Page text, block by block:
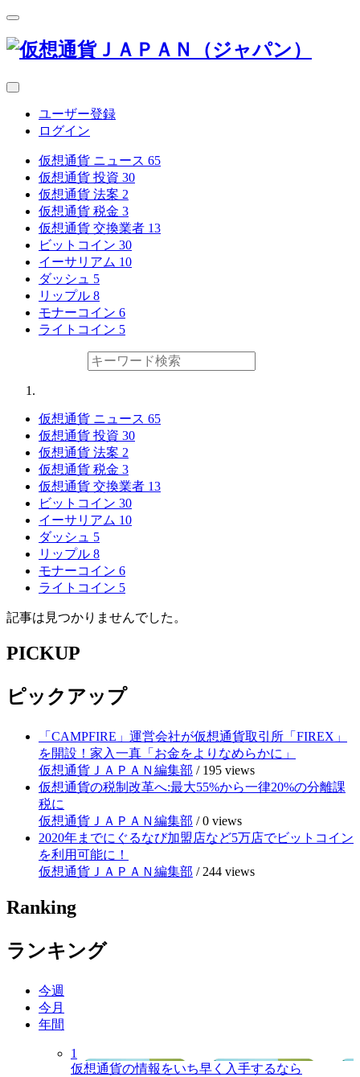
ユーザー登録
ログイン
仮想通貨 ニュース 65
仮想通貨 投資 30
仮想通貨 法案 2
仮想通貨 税金 3
仮想通貨 交換業者 13
ビットコイン 30
イーサリアム 10
ダッシュ 5
リップル 8
モナーコイン 6
ライトコイン 5
仮想通貨 ニュース 65
仮想通貨 投資 30
仮想通貨 法案 2
仮想通貨 税金 3
仮想通貨 交換業者 13
ビットコイン 30
イーサリアム 10
ダッシュ 5
リップル 8
モナーコイン 6
ライトコイン 5
記事は見つかりませんでした。
PICKUP
ピックアップ
「CAMPFIRE」運営会社が仮想通貨取引所「FIREX」
を開設！家入一真「お金をよりなめらかに」
仮想通貨ＪＡＰＡＮ編集部 / 195 views
仮想通貨の税制改革へ:最大55%から一律20%の分離課
税に
仮想通貨ＪＡＰＡＮ編集部 /0 views
2020年までにぐるなび加盟店など5万店でビットコイン
を利用可能に！
仮想通貨ＪＡＰＡＮ編集部 / 244 views
Ranking
ランキング
今週
今月
年間
1
仮想通貨の情報をいち早く入手するなら